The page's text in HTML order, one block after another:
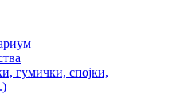
гумички, спојки,